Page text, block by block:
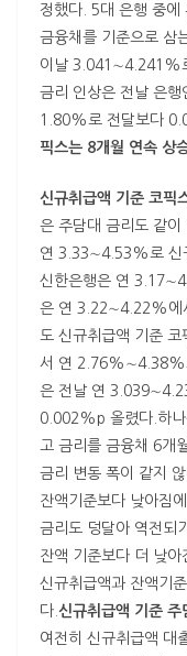
정했다. 5대 은행 중에
금융채를 기준으로
이날 3.041∼4.241%
금리 인상은 전날 은
1.80%로 전달보다
픽스는 8개월 연속 상
신규취급액 기준 코픽
은 주담대 금리도 같
연 3.33∼4.53%로 신
신한은행은 연
은 연 3.22∼4.22%에
도 신규취급액 기준
서 연 2.76%∼4.38%
은 전날 연
0.002%p 올렸다.하나
고 금리를 금융채 6개
금리 변동 폭이 같지
잔액기준보다 낮아짐
금리도 덩달아 역전되
잔액 기준보다 더 낮아
신규취급액과 잔액기
다. 신규취급액 기준 주
여전히 신규취급액 대